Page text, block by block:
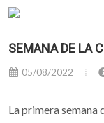
SEMANA DE LA
05/08/2022
La primera semana